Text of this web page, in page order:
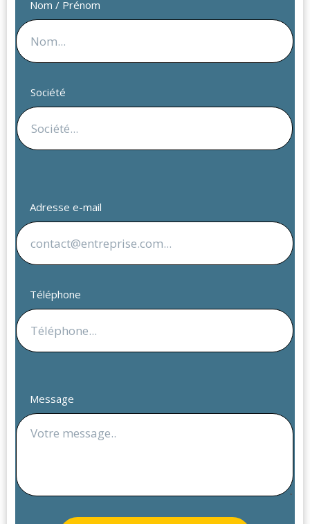
Nom / Prénom
Société
Adresse e-mail
Téléphone
Message